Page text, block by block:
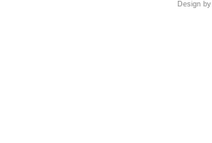
Design by